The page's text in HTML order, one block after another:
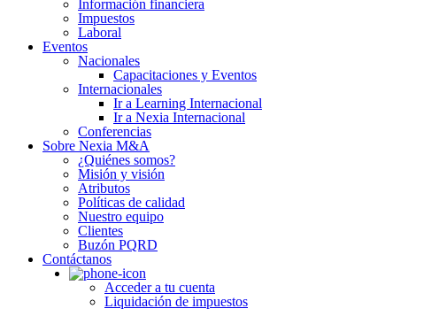
Información financiera
Impuestos
Laboral
Eventos
Nacionales
Capacitaciones y Eventos
Internacionales
Ir a Learning Internacional
Ir a Nexia Internacional
Conferencias
Sobre Nexia M&A
¿Quiénes somos?
Misión y visión
Atributos
Políticas de calidad
Nuestro equipo
Clientes
Buzón PQRD
Contáctanos
Acceder a tu cuenta
Liquidación de impuestos